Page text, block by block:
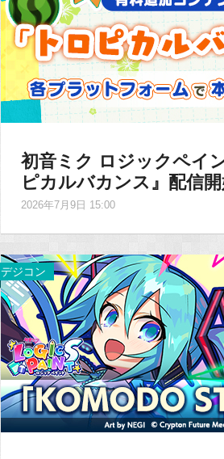
初音ミク ロジックペイ
ピカルバカンス』配信
2026年7月9日 15:00
デジコン